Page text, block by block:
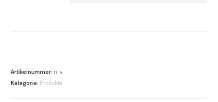
Artikelnummer: n. v.
Kategorie: Produkte